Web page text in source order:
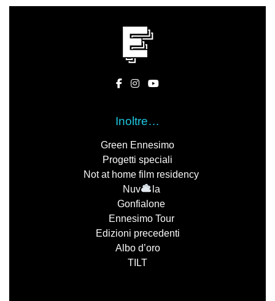
Inoltre…
Green Ennesimo
Progetti speciali
Not at home film residency
Nuv
la
Gonfialone
Ennesimo Tour
Edizioni precedenti
Albo d’oro
TILT